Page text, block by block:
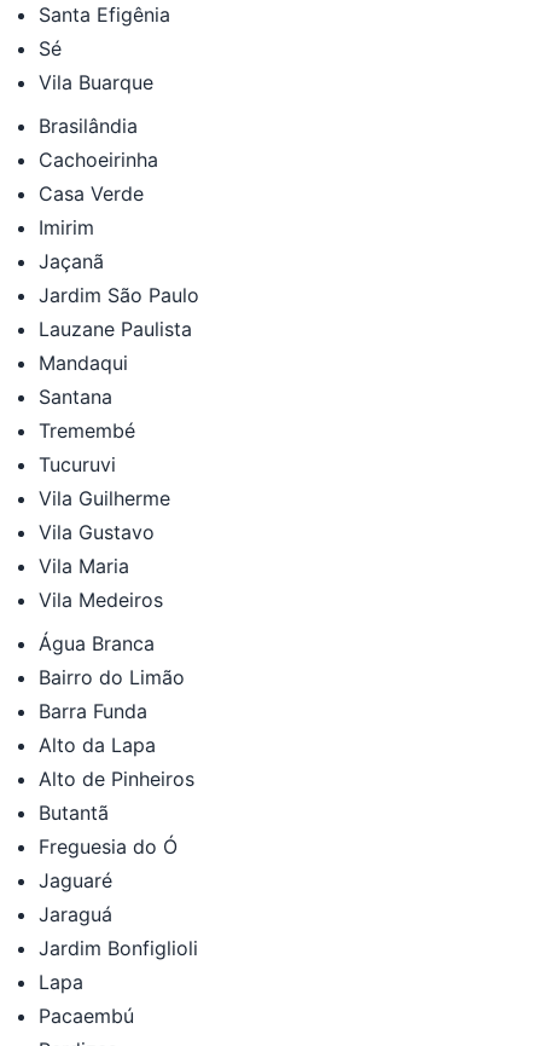
Santa Efigênia
Sé
Vila Buarque
Brasilândia
Cachoeirinha
Casa Verde
Imirim
Jaçanã
Jardim São Paulo
Lauzane Paulista
Mandaqui
Santana
Tremembé
Tucuruvi
Vila Guilherme
Vila Gustavo
Vila Maria
Vila Medeiros
Água Branca
Bairro do Limão
Barra Funda
Alto da Lapa
Alto de Pinheiros
Butantã
Freguesia do Ó
Jaguaré
Jaraguá
Jardim Bonfiglioli
Lapa
Pacaembú